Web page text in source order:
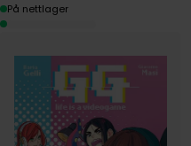
På nettlager